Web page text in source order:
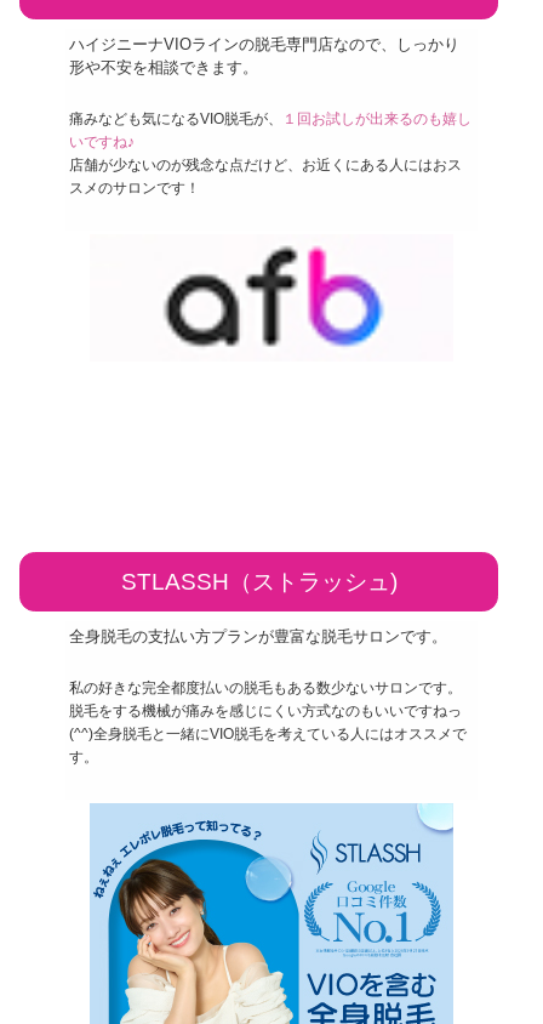
ハイジニーナVIOラインの脱毛専門店なので、しっかり
形や不安を相談できます。
痛みなども気になるVIO脱毛が、
１回お試しが出来るのも嬉し
いですね♪
店舗が少ないのが残念な点だけど、お近くにある人にはおス
スメのサロンです！
STLASSH（ストラッシュ)
全身脱毛の支払い方プランが豊富な脱毛サロンです。
私の好きな完全都度払いの脱毛もある数少ないサロンです。
脱毛をする機械が痛みを感じにくい方式なのもいいですねっ
(^^)全身脱毛と一緒にVIO脱毛を考えている人にはオススメで
す。